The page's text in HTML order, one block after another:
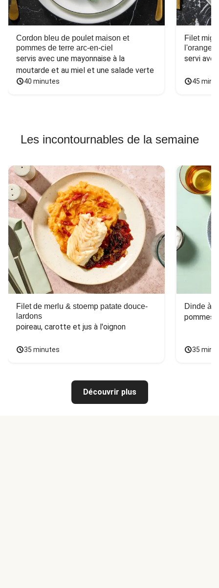
Cordon bleu de poulet maison et
pommes de terre arc-en-ciel
servis avec une mayonnaise à la
moutarde et au miel et une salade verte
40 minutes
Filet
l'orange
servi
45
Les incontournables de la semaine
Filet de merlu & stoemp patate douce-
lardons
poireau, carotte et jus à l'oignon
35 minutes
Dinde à
pommes
35
Découvrir plus